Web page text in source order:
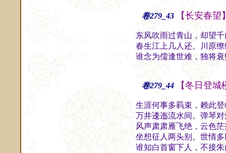
卷279_43 【长安春望
东风吹雨过青山，却望
春生江上几人还。川原
谁念为儒逢世难，独将
卷279_44 【冬日登
生涯何事多羁束，赖此
万井逶迤流水间。弹琴
风声肃肃雁飞绝，云色
坐想征人两头别。世情
谁知白首窗下人，不接